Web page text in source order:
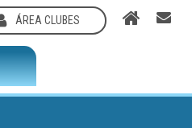
ÁREA CLUBES